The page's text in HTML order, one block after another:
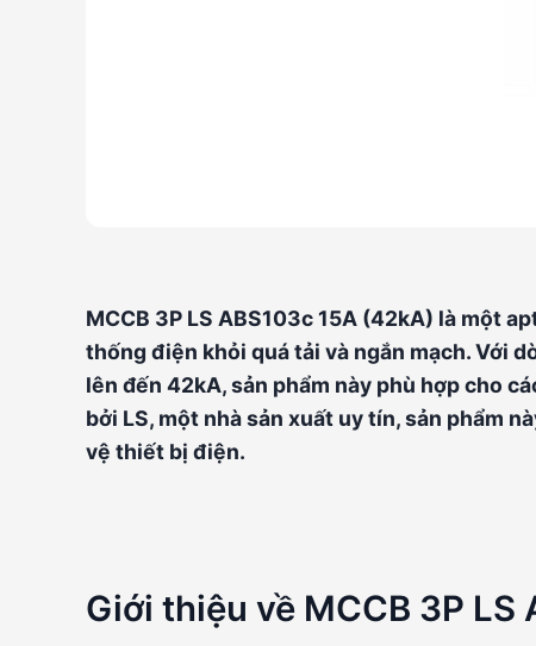
MCCB 3P LS ABS103c 15A (42kA) là một
thống điện khỏi quá tải và ngắn mạch. Với
lên đến 42kA, sản phẩm này phù hợp cho
bởi LS, một nhà sản xuất uy tín, sản phẩm
vệ thiết bị điện.
Giới thiệu về MCCB 3P LS